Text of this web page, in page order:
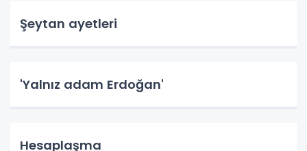
Şeytan ayetleri
'Yalnız adam Erdoğan'
Hesaplaşma